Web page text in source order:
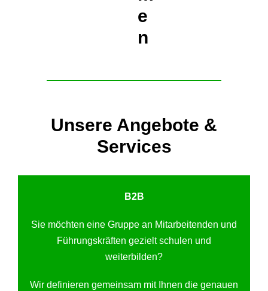
e
n
Unsere Angebote &
Services
B2B
Sie möchten eine Gruppe an Mitarbeitenden und
Führungskräften gezielt schulen und
weiterbilden?
Wir definieren gemeinsam mit Ihnen die genauen